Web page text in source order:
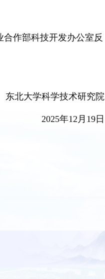
作部科技开发办公室反
东北大学科学技术研究院
2025年12 月 19日